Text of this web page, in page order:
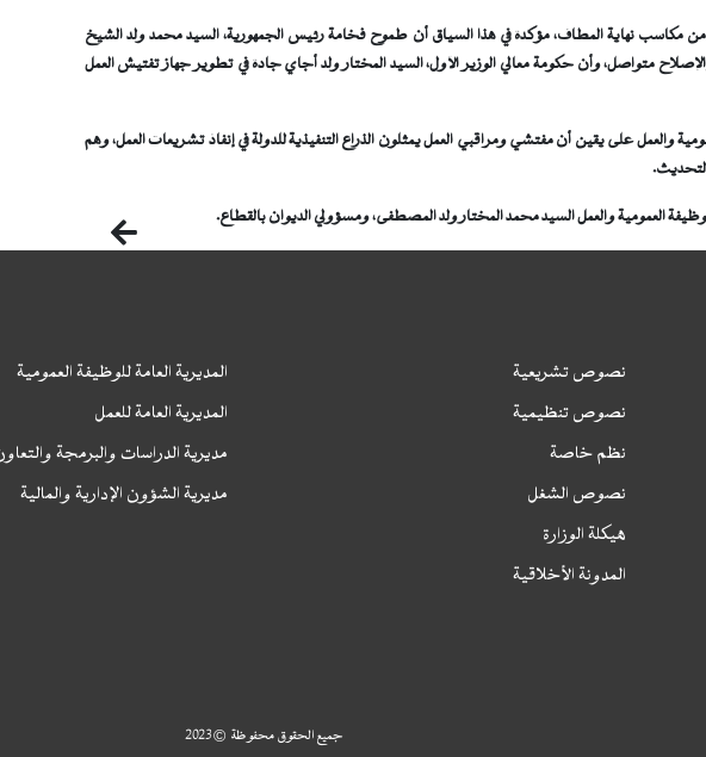
من مكاسب نهاية المطاف، مؤكدة في هذا السياق أن طموح فخامة رئيس الجمهورية، السيد محمد ولد الشيخ
متواصل، وأن حكومة معالي الوزير الأول، السيد المختار ولد أجاي جادة في تطوير جهاز تفتيش العمل
والعمل على يقين أن مفتشي ومراقبي العمل يمثلون الذراع التنفيذية للدولة في إنفاذ تشريعات العمل، وهم
العمومية والعمل السيد محمد المختار ولد المصطفى، ومسؤولي الديوان بالقطاع. السابق
نصوص تشريعية
نصوص تنظيمية
نظم خاصة
نصوص الشغل
هيكلة الوزارة
المدونة الأخلاقية
المديرية العامة للوظيفة العمومية
المديرية العامة للعمل
مديرية الدراسات والبرمجة
مديرية الشؤون الإدارية والمالية
جميع الحقوق محفوظة © 2023